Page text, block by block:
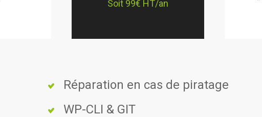
Soit 99€ HT/an
Réparation en cas de piratage
WP-CLI & GIT